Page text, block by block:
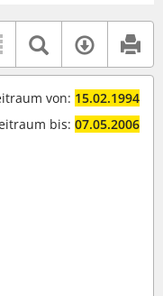
Textsuche
von: 15.02.1994
bis: 07.05.2006